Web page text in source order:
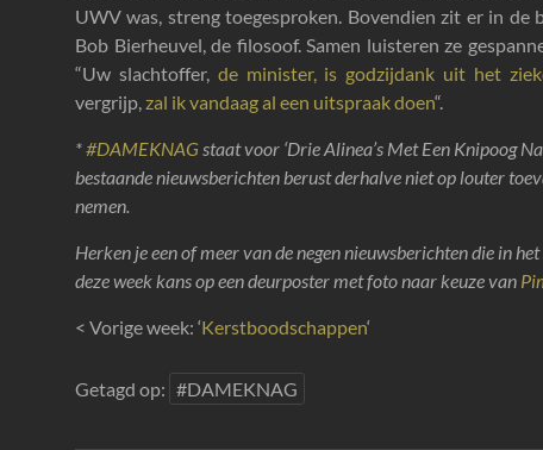
UWV was, streng toegesproken. Bovendien zit er in de
Bob Bierheuvel, de filosoof. Samen luisteren ze
“Uw slachtoffer, de minister, is godzijdank uit het
vergrijp,zal ik vandaag al een uitspraak doen“.
*#DAMEKNAGstaat voor ‘Drie Alinea’s Met Een Knipoog
bestaande nieuwsberichten berust derhalve niet op louter
nemen.
Herken je een of meer van de negen nieuwsberichten die in
deze week kans op een deurposter met foto naar keuze van
< Vorige week: ‘Kerstboodschappen‘
Getagd op: #DAMEKNAG